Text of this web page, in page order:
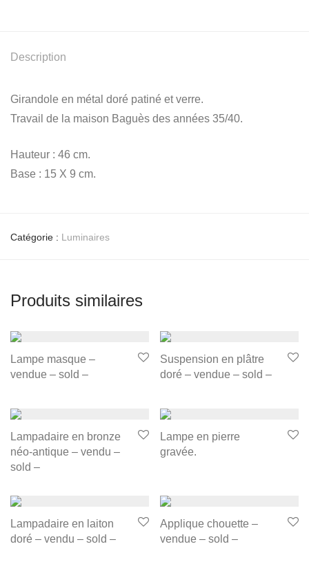
Description
Girandole en métal doré patiné et verre.
Travail de la maison Baguès des années 35/40.
Hauteur : 46 cm.
Base : 15 X 9 cm.
Catégorie : Luminaires
Produits similaires
Lampe masque –
vendue – sold –
Suspension en plâtre
doré – vendue – sold –
Lampadaire en bronze
néo-antique – vendu –
sold –
Lampe en pierre
gravée.
Lampadaire en laiton
doré – vendu – sold –
Applique chouette –
vendue – sold –